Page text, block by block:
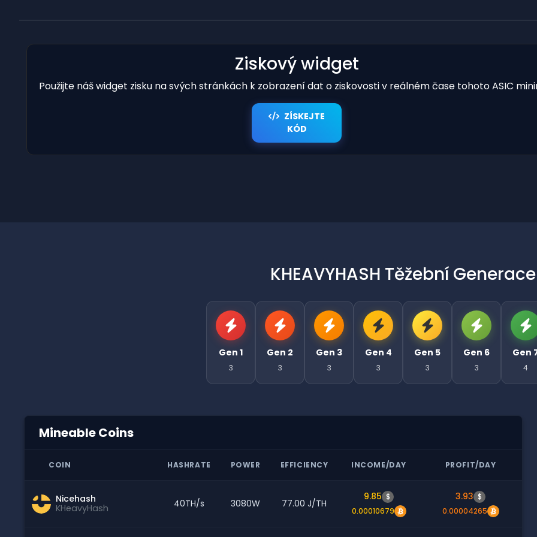
Ziskový widget
Použijte náš widget zisku na svých stránkách k zobrazení dat o ziskovosti v reálném čase tohoto ASIC
ZÍSKEJTE
KÓD
KHEAVYHASH Těžební Generace
Gen 1
3
Gen 2
3
Gen 3
3
Gen 4
3
Gen 5
3
Gen 6
3
Gen
4
Mineable Coins
COIN HASHRATE POWER EFFICIENCY INCOME/DAY PROFIT/DAY
Nicehash
KHeavyHash
40TH/s 3080W 77.00 J/TH
9.85 $
0.00010679
3.93 $
0.00004265